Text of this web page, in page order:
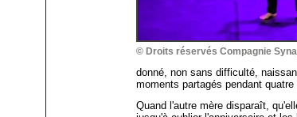
© Droits réservés Compagnie
donné, non sans difficulté,
moments partagés pendant
Quand l'autre mère disparaît,